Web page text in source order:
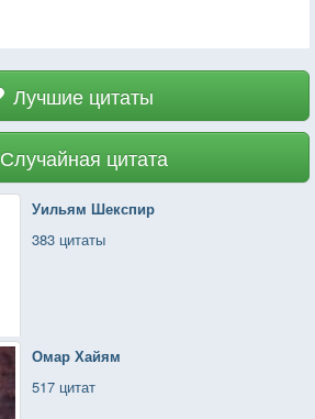
Лучшие цитаты
Случайная цитата
Уильям Шекспир
383 цитаты
Омар Хайям
517 цитат